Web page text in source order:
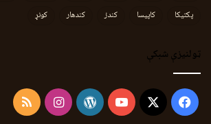
پکتیکا
کاپیسا کندز کندهار کونړ
ټولنیزې شبکې
Facebook
X
YouTube
WordPress
Instagram
RSS